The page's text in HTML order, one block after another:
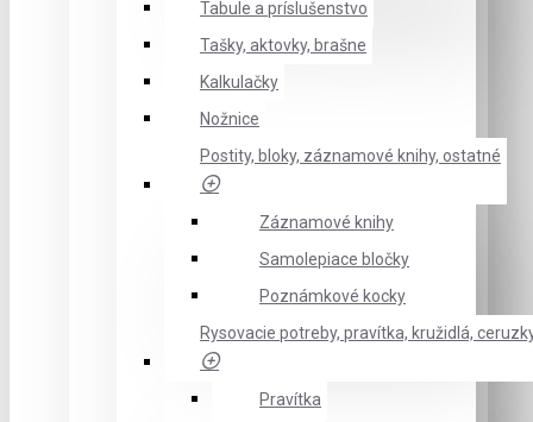
Tabule a príslušenstvo
Tašky, aktovky, brašne
Kalkulačky
Nožnice
Postity, bloky, záznamové knihy, ostatné
Záznamové knihy
Samolepiace bločky
Poznámkové kocky
Rysovacie potreby, pravítka, kružidlá,
Pravítka